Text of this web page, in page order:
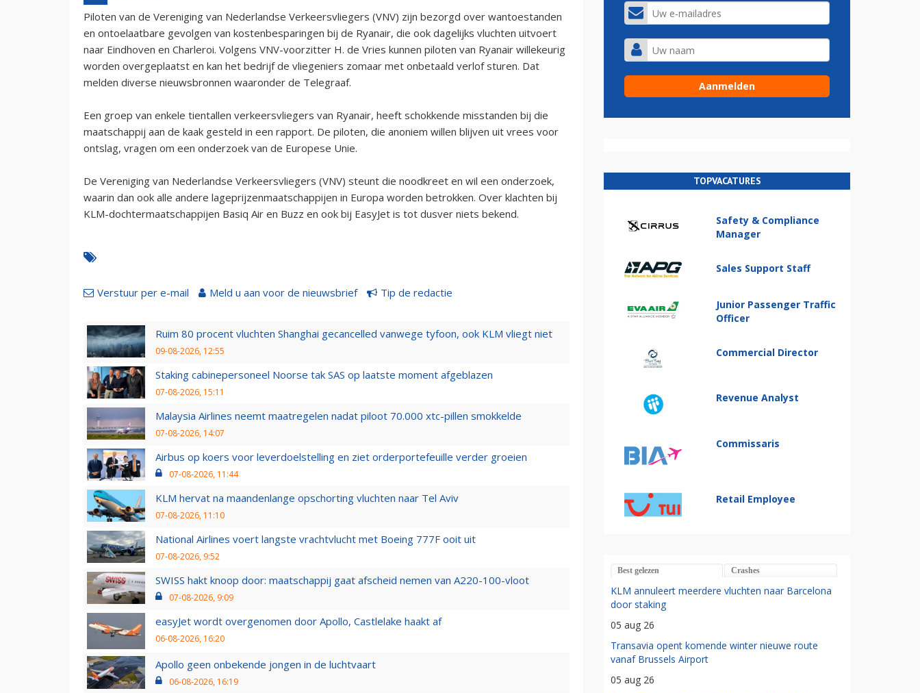
Piloten van de Vereniging van Nederlandse Verkeersvliegers (VNV) zijn bezorgd over wantoestanden
en ontoelaatbare gevolgen van kostenbesparingen bij de Ryanair, die ook dagelijks vluchten uitvoert
naar Eindhoven en Charleroi. Volgens VNV-voorzitter H. de Vries kunnen piloten van Ryanair willekeurig
worden overgeplaatst en kan het bedrijf de vliegeniers zomaar met onbetaald verlof sturen. Dat
melden diverse nieuwsbronnen waaronder de Telegraaf.
Een groep van enkele tientallen verkeersvliegers van Ryanair, heeft schokkende misstanden bij die
maatschappij aan de kaak gesteld in een rapport. De piloten, die anoniem willen blijven uit vrees voor
ontslag, vragen om een onderzoek van de Europese Unie.
De Vereniging van Nederlandse Verkeersvliegers (VNV) steunt die noodkreet en wil een onderzoek,
waarin dan ook alle andere lageprijzenmaatschappijen in Europa worden betrokken. Over klachten bij
KLM-dochtermaatschappijen Basiq Air en Buzz en ook bij EasyJet is tot dusver niets bekend.
Verstuur per e-mail Meld u aan voor de nieuwsbrief Tip de redactie
Ruim 80 procent vluchten Shanghai gecancelled vanwege tyfoon, ook KLM vliegt niet
09-08-2026, 12:55
Staking cabinepersoneel Noorse tak SAS op laatste moment afgeblazen
07-08-2026, 15:11
Malaysia Airlines neemt maatregelen nadat piloot 70.000 xtc-pillen smokkelde
07-08-2026, 14:07
Airbus op koers voor leverdoelstelling en ziet orderportefeuille verder groeien
07-08-2026, 11:44
KLM hervat na maandenlange opschorting vluchten naar Tel Aviv
07-08-2026, 11:10
National Airlines voert langste vrachtvlucht met Boeing 777F ooit uit
07-08-2026, 9:52
SWISS hakt knoop door: maatschappij gaat afscheid nemen van A220-100-vloot
07-08-2026, 9:09
easyJet wordt overgenomen door Apollo, Castlelake haakt af
06-08-2026, 16:20
Apollo geen onbekende jongen in de luchtvaart
06-08-2026, 16:19
TOPVACATURES
Safety & Compliance
Manager
Sales Support Staff
Junior Passenger Traffic
Officer
Commercial Director
Revenue Analyst
Commissaris
Retail Employee
Best gelezen Crashes
KLM annuleert meerdere vluchten naar Barcelona
door staking
05 aug 26
Transavia opent komende winter nieuwe route
vanaf Brussels Airport
05 aug 26